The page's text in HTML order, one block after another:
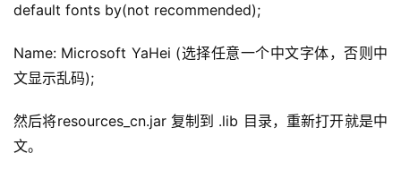
default fonts by(not recommended);
Name: Microsoft YaHei (选择任意一个中文字体，否则中
文显示乱码);
然后将resources_cn.jar 复制到 .lib 目录，重新打开就是中
文。